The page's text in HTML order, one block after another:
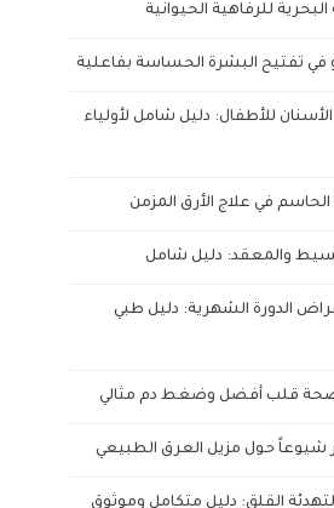
للرفاهية الحيوانية
في تفتيح البشرة الحساسة بفاعلية
للأطفال: دليل شامل لأولياء
في علاج الأرق المزمن
والمعقد: دليل شامل
الدورة الشهرية: دليل طبي
قلب أفضل وضغط دم مثالي
شيوعاً حول مزيل العرق الطبيعي
القلق: دليل متكامل وموثوق